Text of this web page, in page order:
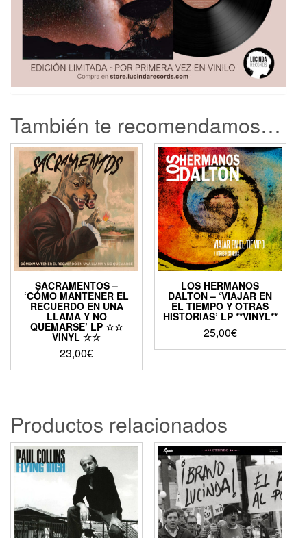
También te recomendamos…
SACRAMENTOS –
‘CÓMO MANTENER EL
RECUERDO EN UNA
LLAMA Y NO
QUEMARSE’ LP ☆☆
VINYL ☆☆
23,00€
LOS HERMANOS
DALTON – ‘VIAJAR EN
EL TIEMPO Y OTRAS
HISTORIAS’ LP **VINYL**
25,00€
Productos relacionados